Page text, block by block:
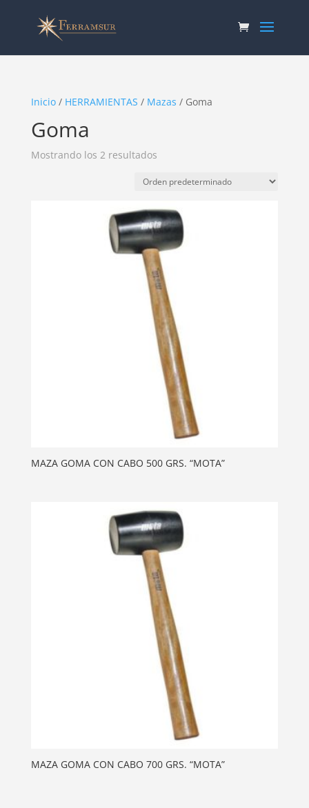
Inicio/ HERRAMIENTAS / Mazas / Goma
Goma
Mostrando los 2 resultados
MAZA GOMA CON CABO 500 GRS. “MOTA”
MAZA GOMA CON CABO 700 GRS. “MOTA”